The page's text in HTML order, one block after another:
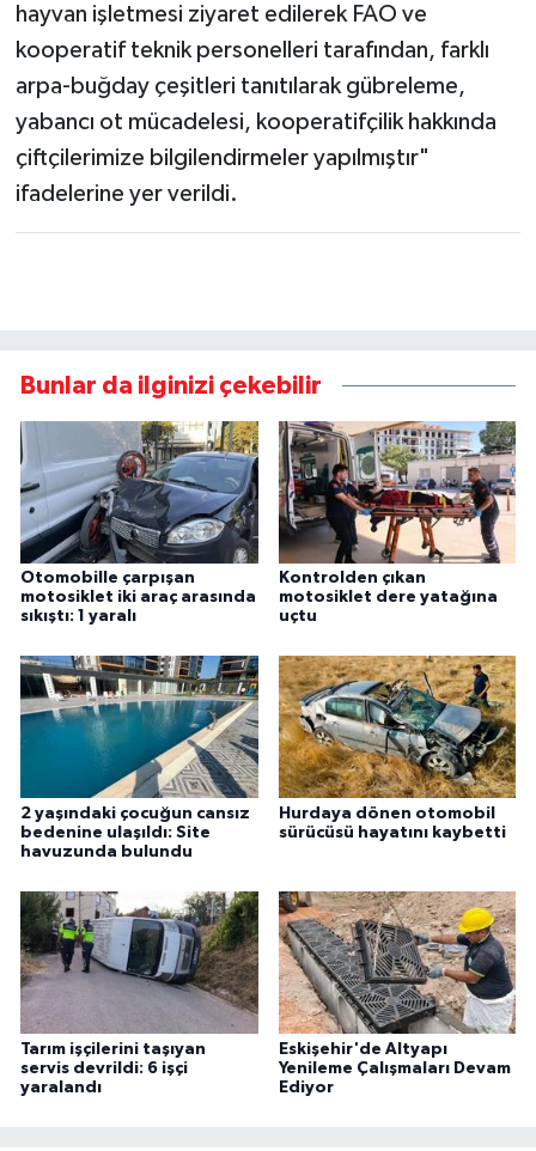
hayvan işletmesi ziyaret edilerek FAO ve
kooperatif teknik personelleri tarafından, farklı
arpa-buğday çeşitleri tanıtılarak gübreleme,
yabancı ot mücadelesi, kooperatifçilik hakkında
çiftçilerimize bilgilendirmeler yapılmıştır"
ifadelerine yer verildi.
Bunlar da ilginizi çekebilir
Otomobille çarpışan
motosiklet iki araç arasında
sıkıştı: 1 yaralı
Kontrolden çıkan
motosiklet dere yatağına
uçtu
2 yaşındaki çocuğun cansız
bedenine ulaşıldı: Site
havuzunda bulundu
Hurdaya dönen otomobil
sürücüsü hayatını kaybetti
Tarım işçilerini taşıyan
servis devrildi: 6 işçi
yaralandı
Eskişehir'de Altyapı
Yenileme Çalışmaları Devam
Ediyor